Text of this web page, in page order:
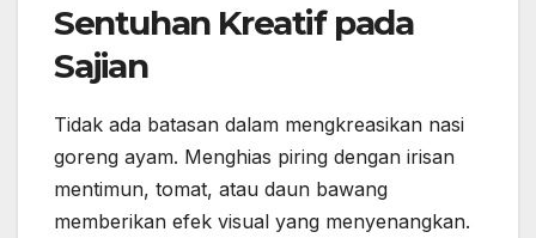
Sentuhan Kreatif pada
Sajian
Tidak ada batasan dalam mengkreasikan nasi
goreng ayam. Menghias piring dengan irisan
mentimun, tomat, atau daun bawang
memberikan efek visual yang menyenangkan.